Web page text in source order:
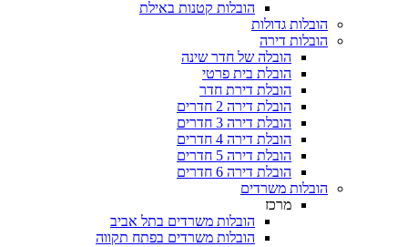
הובלות קטנות באילת
הובלה של חדר שינה
הובלות משרדים בתל אביב
הובלות משרדים בפתח תקווה